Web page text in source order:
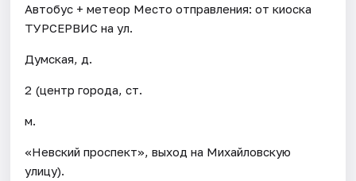
Автобус + метеор Место отправления: от киоска
ТУРСЕРВИС на ул.
Думская, д.
2 (центр города, ст.
м.
«Невский проспект», выход на Михайловскую
улицу).